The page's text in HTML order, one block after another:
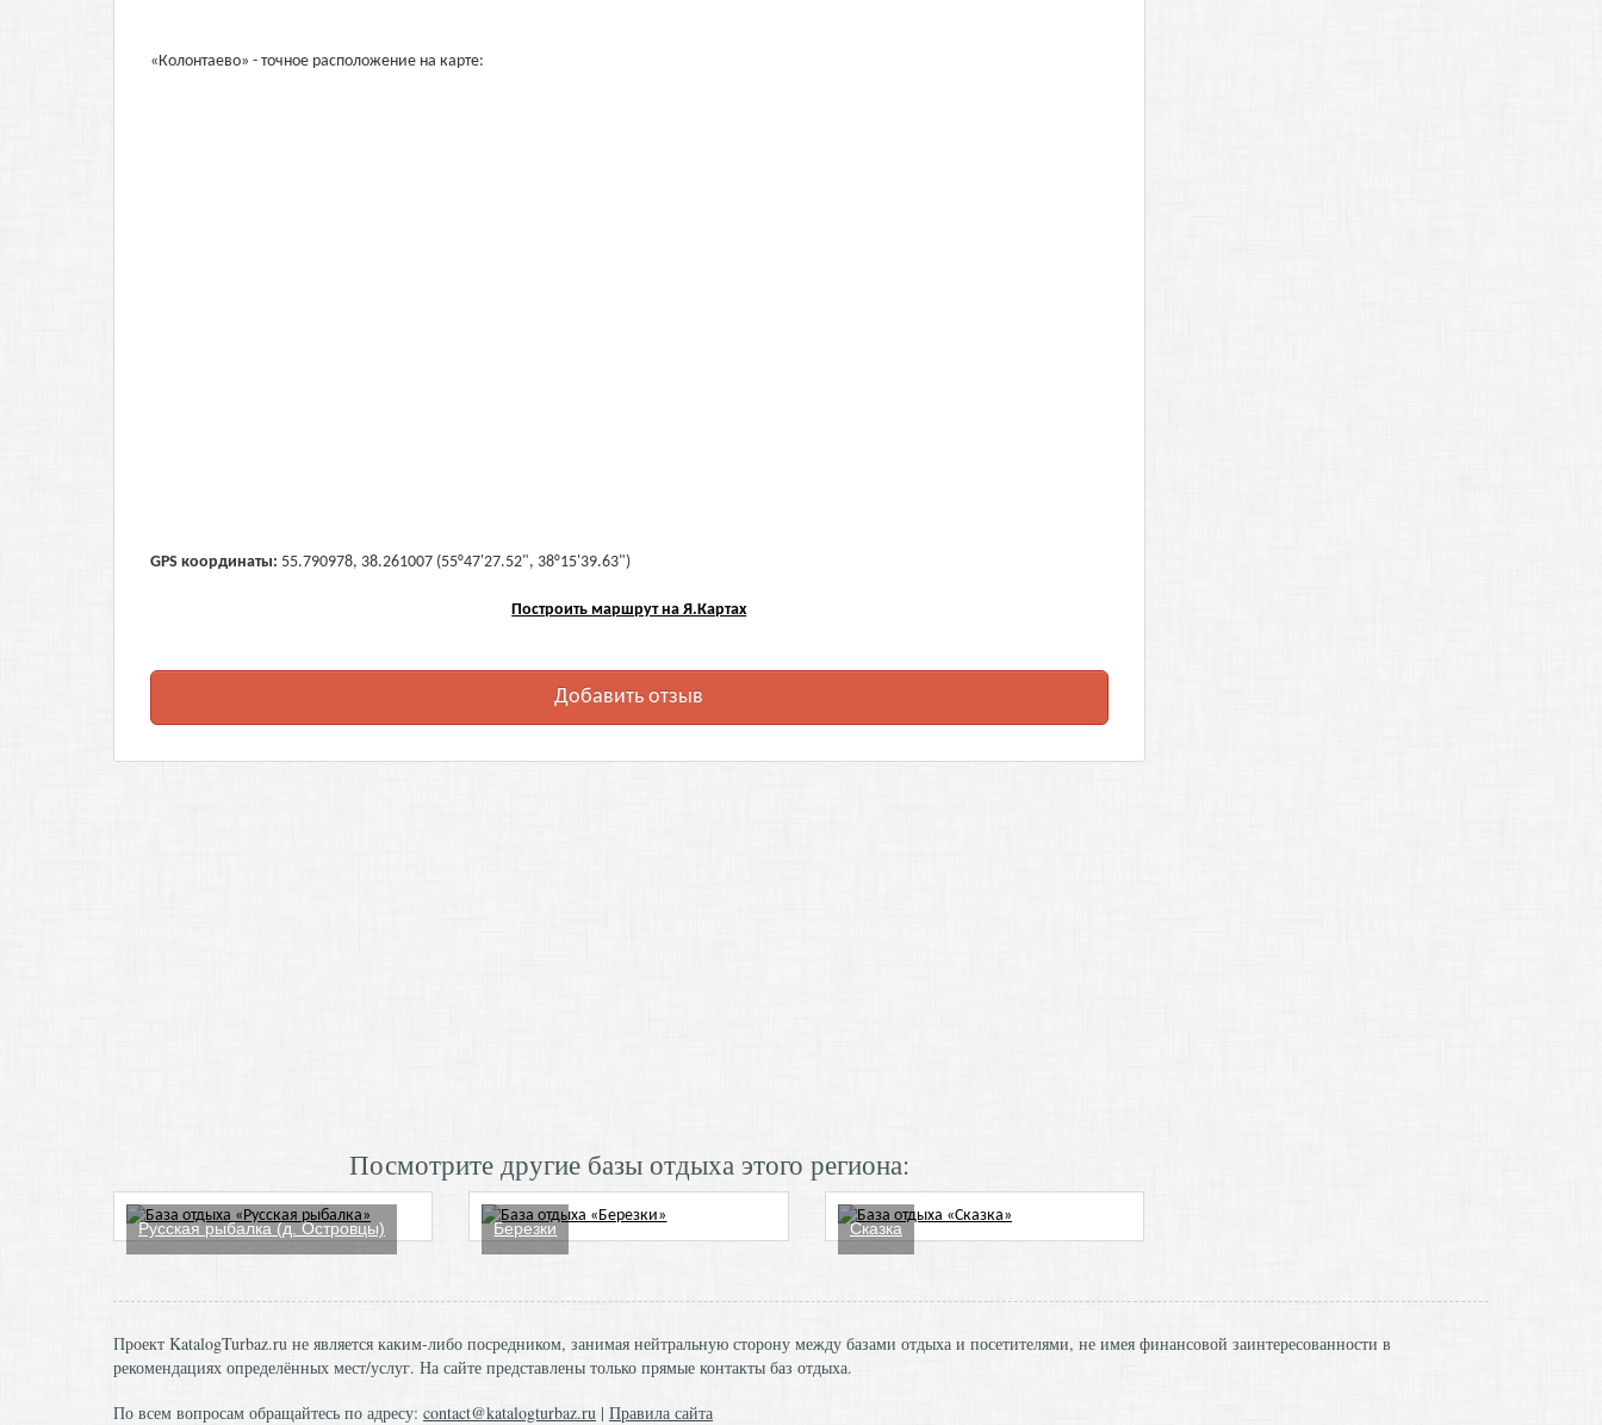
«Колонтаево» - точное расположение на карте:
GPS координаты: 55.790978, 38.261007 (55°47'27.52", 38°15'39.63")
Построить маршрут на Я.Картах
Добавить отзыв
Посмотрите другие базы отдыха этого региона:
Русская рыбалка (д. Островцы) Березки Сказка
Проект KatalogTurbaz.ru не является каким-либо посредником, занимая нейтральную сторону между базами отдыха и посетителями, не имея финансовой заинтересованности в
рекомендациях определённых мест/услуг. На сайте представлены только прямые контакты баз отдыха.
По всем вопросам обращайтесь по адресу: contact@katalogturbaz.ru | Правила сайта